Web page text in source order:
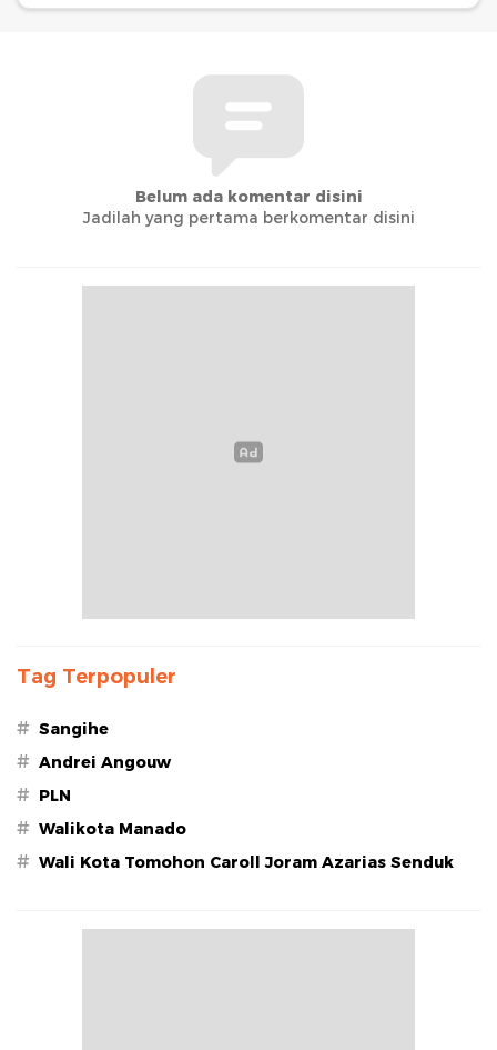
Belum ada komentar disini
Jadilah yang pertama berkomentar disini
Tag Terpopuler
# Sangihe
# Andrei Angouw
# PLN
# Walikota Manado
# Wali Kota Tomohon Caroll Joram Azarias Senduk